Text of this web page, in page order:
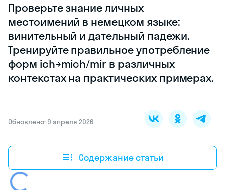
Проверьте знание личных
местоимений в немецком языке:
винительный и дательный падежи.
Тренируйте правильное употребление
форм ich→mich/mir в различных
контекстах на практических примерах.
Обновлено: 9 апреля 2026
Содержание статьи